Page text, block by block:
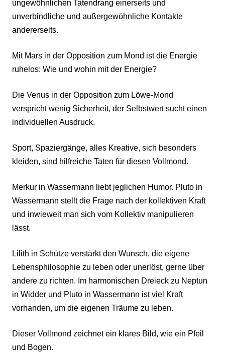
ungewöhnlichen Tatendrang einerseits und
unverbindliche und außergewöhnliche Kontakte
andererseits.
Mit Mars in der Opposition zum Mond ist die Energie
ruhelos: Wie und wohin mit der Energie?
Die Venus in der Opposition zum Löwe-Mond
verspricht wenig Sicherheit, der Selbstwert sucht einen
individuellen Ausdruck.
Sport, Spaziergänge, alles Kreative, sich besonders
kleiden, sind hilfreiche Taten für diesen Vollmond.
Merkur in Wassermann liebt jeglichen Humor. Pluto in
Wassermann stellt die Frage nach der kollektiven Kraft
und inwieweit man sich vom Kollektiv manipulieren
lässt.
Lilith in Schütze verstärkt den Wunsch, die eigene
Lebensphilosophie zu leben oder unerlöst, gerne über
andere zu richten. Im harmonischen Dreieck zu Neptun
in Widder und Pluto in Wassermann ist viel Kraft
vorhanden, um die eigenen Träume zu leben.
Dieser Vollmond zeichnet ein klares Bild, wie ein Pfeil
und Bogen.